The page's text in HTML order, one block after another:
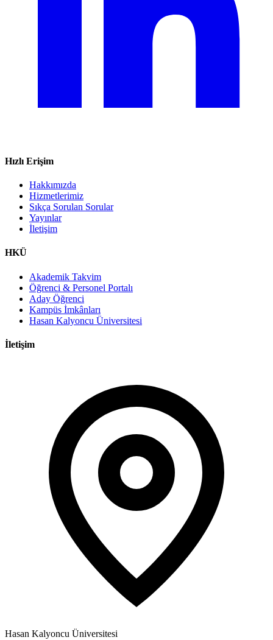
Hızlı Erişim
Hakkımızda
Hizmetlerimiz
Sıkça Sorulan Sorular
Yayınlar
İletişim
HKÜ
Akademik Takvim
Öğrenci & Personel Portalı
Aday Öğrenci
Kampüs İmkânları
Hasan Kalyoncu Üniversitesi
İletişim
Hasan Kalyoncu Üniversitesi